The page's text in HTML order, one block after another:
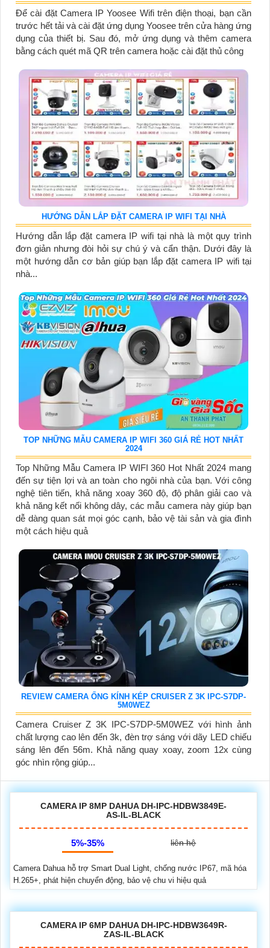
Để cài đặt Camera IP Yoosee Wifi trên điện thoại, bạn cần
trước hết tải và cài đặt ứng dụng Yoosee trên cửa hàng ứng
dụng của thiết bị. Sau đó, mở ứng dụng và thêm camera
bằng cách quét mã QR trên camera hoặc cài đặt thủ công
HƯỚNG DẪN LẮP ĐẶT CAMERA IP WIFI TẠI NHÀ
Hướng dẫn lắp đặt camera IP wifi tại nhà là một quy trình
đơn giản nhưng đòi hỏi sự chú ý và cẩn thận. Dưới đây là
một hướng dẫn cơ bản giúp bạn lắp đặt camera IP wifi tại
nhà...
TOP NHỮNG MẪU CAMERA IP WIFI 360 GIÁ RẺ HOT NHẤT
2024
Top Những Mẫu Camera IP WIFI 360 Hot Nhất 2024 mang
đến sự tiện lợi và an toàn cho ngôi nhà của bạn. Với công
nghệ tiên tiến, khả năng xoay 360 độ, độ phân giải cao và
khả năng kết nối không dây, các mẫu camera này giúp bạn
dễ dàng quan sát mọi góc cạnh, bảo vệ tài sản và gia đình
một cách hiệu quả
REVIEW CAMERA ỐNG KÍNH KÉP CRUISER Z 3K IPC-S7DP-
5M0WEZ
Camera Cruiser Z 3K IPC-S7DP-5M0WEZ với hình ảnh
chất lượng cao lên đến 3k, đèn trợ sáng với dãy LED chiếu
sáng lên đến 56m. Khả năng quay xoay, zoom 12x cùng
góc nhìn rộng giúp...
CAMERA IP 8MP DAHUA DH-IPC-HDBW3849E-
AS-IL-BLACK
5%-35% liên hệ
Camera Dahua hỗ trợ Smart Dual Light, chống nước IP67, mã hóa
H.265+, phát hiện chuyển động, bảo vệ chu vi hiệu quả
CAMERA IP 6MP DAHUA DH-IPC-HDBW3649R-
ZAS-IL-BLACK